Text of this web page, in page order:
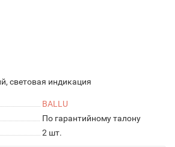
световая индикация
BALLU
По гарантийному талону
2 шт.